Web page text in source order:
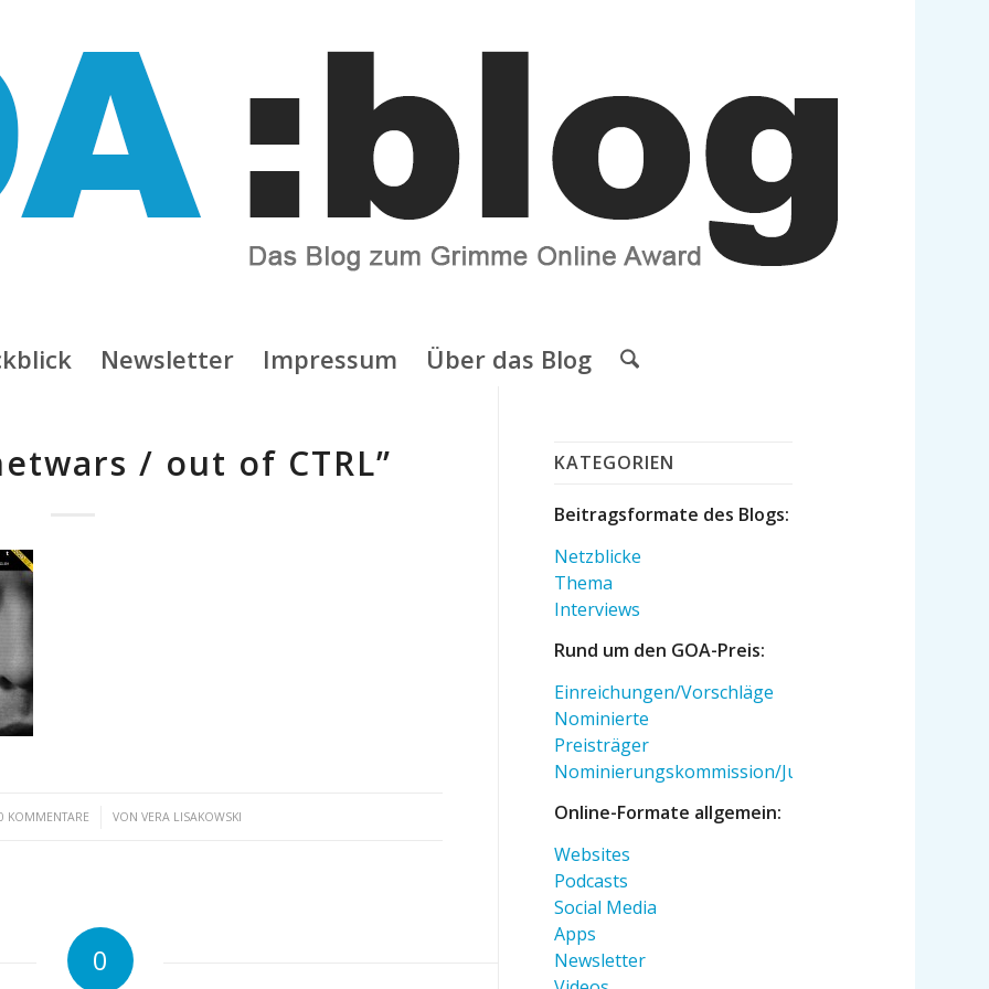
Newsletter Impressum Über das Blog
/ out of CTRL”
KOMMENTARE
/ VONVERA LISAKOWSKI
0
KATEGORIEN
Beitragsformate des Blogs:
Netzblicke
Thema
Interviews
Rund um den GOA-Preis:
Einreichungen/Vorschläge
Nominierte
Preisträger
Nominierungskommission/Jury
Online-Formate allgemein:
Websites
Podcasts
Social Media
Apps
Newsletter